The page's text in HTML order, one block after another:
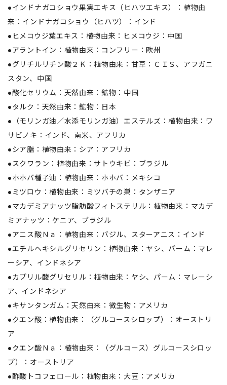
●インドナガコショウ果実エキス（ヒハツエキス）：植物由
来：インドナガコショウ（ヒハツ）：インド
●ヒメコウジ葉エキス：植物由来：ヒメコウジ：中国
●アラントイン：植物由来：コンフリー：欧州
●グリチルリチン酸２Ｋ：植物由来：甘草：ＣＩＳ、アフガニ
スタン、中国
●酸化セリウム：天然由来：鉱物：中国
●タルク：天然由来：鉱物：日本
●（モリンガ油／水添モリンガ油）エステルズ：植物由来：ワ
サビノキ：インド、南米、アフリカ
●シア脂：植物由来：シア：アフリカ
●スクワラン：植物由来：サトウキビ：ブラジル
●ホホバ種子油：植物由来：ホホバ：メキシコ
●ミツロウ：植物由来：ミツバチの巣：タンザニア
●マカデミアナッツ脂肪酸フィトステリル：植物由来：マカデ
ミアナッツ：ケニア、ブラジル
●アニス酸Ｎａ：植物由来：バジル、スターアニス：インド
●エチルヘキシルグリセリン：植物由来：ヤシ、パーム：マレ
ーシア、インドネシア
●カプリル酸グリセリル：植物由来：ヤシ、パーム：マレーシ
ア、インドネシア
●キサンタンガム：天然由来：微生物：アメリカ
●クエン酸：植物由来：（グルコースシロップ）：オーストリ
ア
●クエン酸Ｎａ：植物由来：（グルコース）グルコースシロッ
プ）：オーストリア
●酢酸トコフェロール：植物由来：大豆：アメリカ